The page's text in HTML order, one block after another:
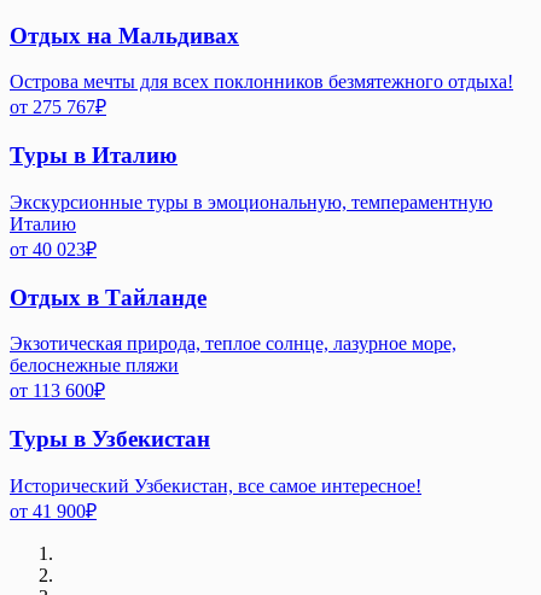
Отдых на Мальдивах
Острова мечты для всех поклонников безмятежного отдыха!
от 275 767₽
Туры в Италию
Экскурсионные туры в эмоциональную, темпераментную
Италию
от 40 023₽
Отдых в Тайланде
Экзотическая природа, теплое солнце, лазурное море,
белоснежные пляжи
от 113 600₽
Туры в Узбекистан
Исторический Узбекистан, все самое интересное!
от 41 900₽